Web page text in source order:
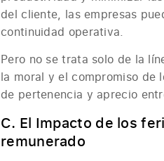
del cliente, las empresas
continuidad operativa.
Pero no se trata solo de la
la moral y el compromiso de
de pertenencia y aprecio
C. El Impacto de los
remunerado